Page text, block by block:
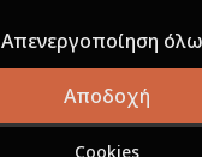
- A
Themes
Απενεργοποίηση
Αποδοχή
Cookies